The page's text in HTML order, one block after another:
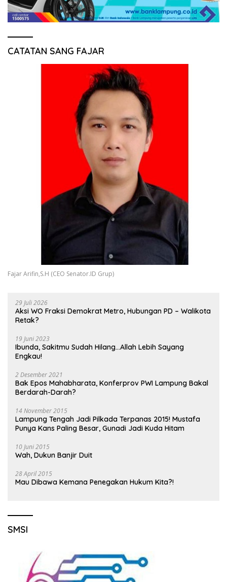
CATATAN SANG FAJAR
Fajar Arifin,S.H (CEO Senator.ID Grup)
29 Juli 2026
Aksi WO Fraksi Demokrat Metro, Hubungan PD – Walikota
Retak?
19 Juni 2023
Ibunda, Sakitmu Sudah Hilang…Allah Lebih Sayang
Engkau!
2 Desember 2021
Bak Epos Mahabharata, Konferprov PWI Lampung Bakal
Berdarah-Darah?
14 November 2015
Lampung Tengah Jadi Pilkada Terpanas 2015! Mustafa
Punya Kans Paling Besar, Gunadi Jadi Kuda Hitam
10 Juni 2015
Wah, Dukun Banjir Duit
28 April 2015
Mau Dibawa Kemana Penegakan Hukum Kita?!
SMSI